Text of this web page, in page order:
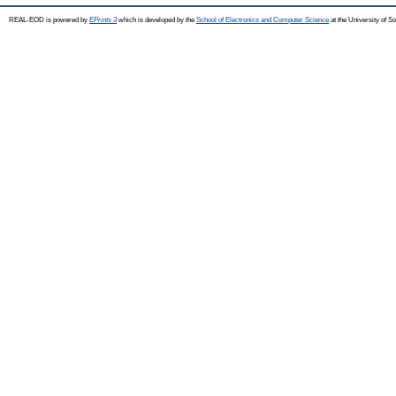
REAL-EOD is powered by EPrints 3which is developed by the School of Electronics and Computer Science at the University of